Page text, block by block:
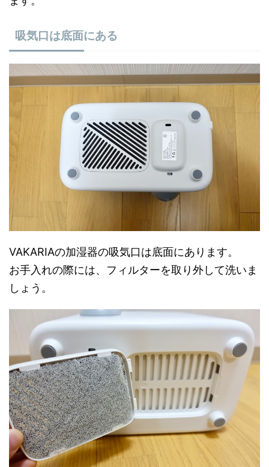
吸気口は底面にある
VAKARIAの加湿器の吸気口は底面にあります。
お手入れの際には、フィルターを取り外して洗いま
しょう。